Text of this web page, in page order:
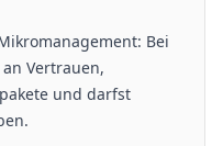
Bei
Vertrauen,
und darfst